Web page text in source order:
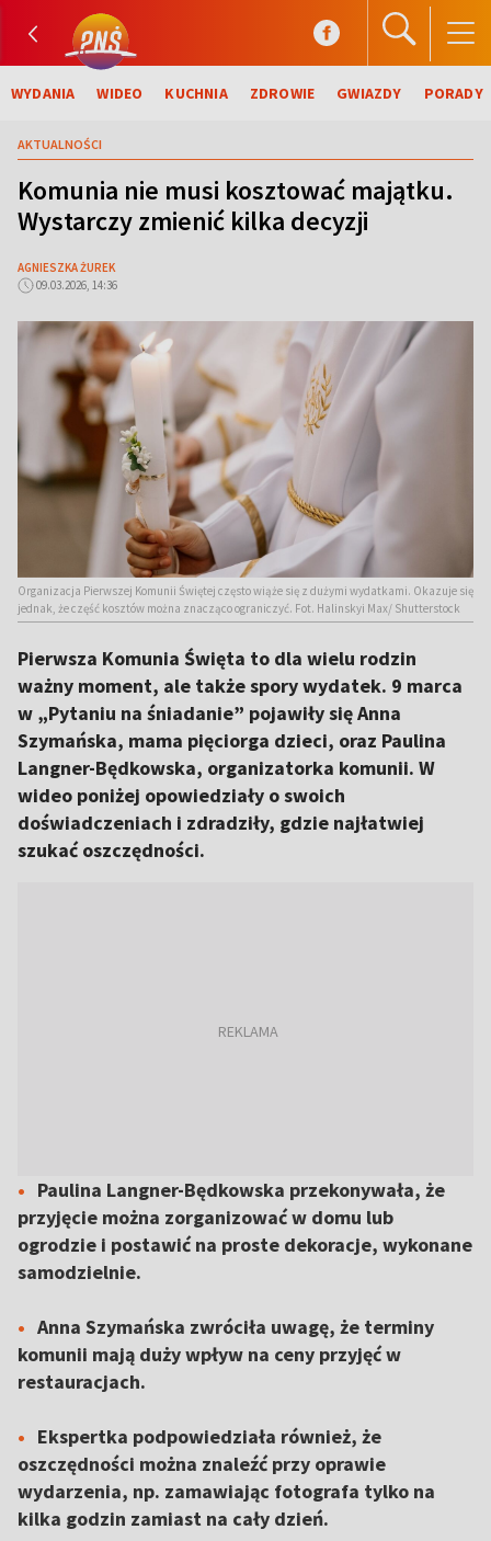
WYDANIA WIDEO KUCHNIA ZDROWIE GWIAZDY PORADY
AKTUALNOŚCI
Komunia nie musi kosztować majątku.
Wystarczy zmienić kilka decyzji
AGNIESZKA ŻUREK
09.03.2026, 14:36
Organizacja Pierwszej Komunii Świętej często wiąże się z dużymi wydatkami. Okazuje się
jednak, że część kosztów można znacząco ograniczyć. Fot. Halinskyi Max/ Shutterstock
Pierwsza Komunia Święta to dla wielu rodzin
ważny moment, ale także spory wydatek. 9 marca
w „Pytaniu na śniadanie” pojawiły się Anna
Szymańska, mama pięciorga dzieci, oraz Paulina
Langner-Będkowska, organizatorka komunii. W
wideo poniżej opowiedziały o swoich
doświadczeniach i zdradziły, gdzie najłatwiej
szukać oszczędności.
Paulina Langner-Będkowska przekonywała, że
przyjęcie można zorganizować w domu lub
ogrodzie i postawić na proste dekoracje, wykonane
samodzielnie.
Anna Szymańska zwróciła uwagę, że terminy
komunii mają duży wpływ na ceny przyjęć w
restauracjach.
Ekspertka podpowiedziała również, że
oszczędności można znaleźć przy oprawie
wydarzenia, np. zamawiając fotografa tylko na
kilka godzin zamiast na cały dzień.